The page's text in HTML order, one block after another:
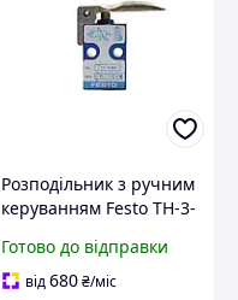
Розподільник з ручним
керуванням Festo TH-3-
Готово до відправки
від680₴/міс